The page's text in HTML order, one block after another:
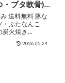
・ブタ軟骨)
セット
温保存 非
災グッズ
簡易包装 訳
送料無料 豚な
ぶたなんこ
火焼き
トルト食品 常
保存食 防災グッ
2026.05.24